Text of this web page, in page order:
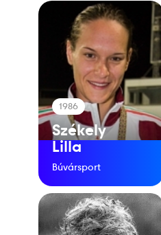
1986
Székely
Lilla
Búvársport